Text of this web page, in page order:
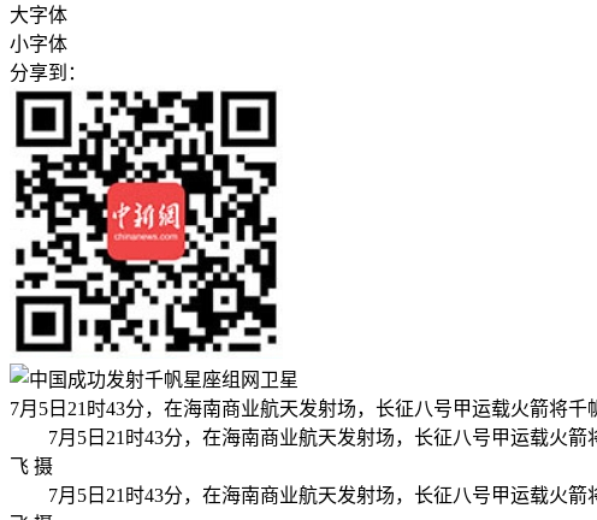
大字体
小字体
分享到：
7月5日21时43分，在海南商业航天发射场，长征八号甲运载火箭将
7月5日21时43分，在海南商业航天发射场，长征八号甲运载火
飞 摄
7月5日21时43分，在海南商业航天发射场，长征八号甲运载火